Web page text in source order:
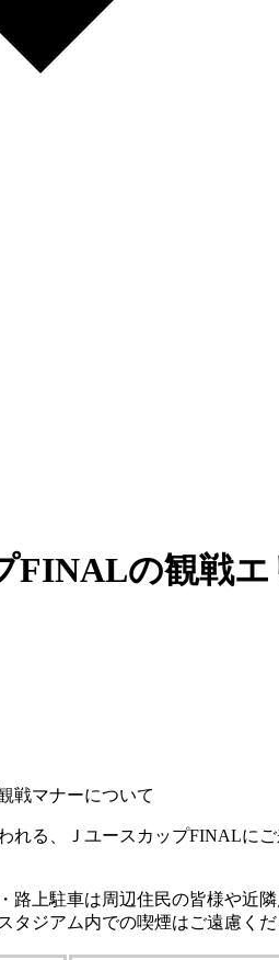
FINALの観戦
戦マナーについて
れる、ＪユースカップFINALに
路上駐車は周辺住民の皆様や近
タジアム内での喫煙はご遠慮くだ